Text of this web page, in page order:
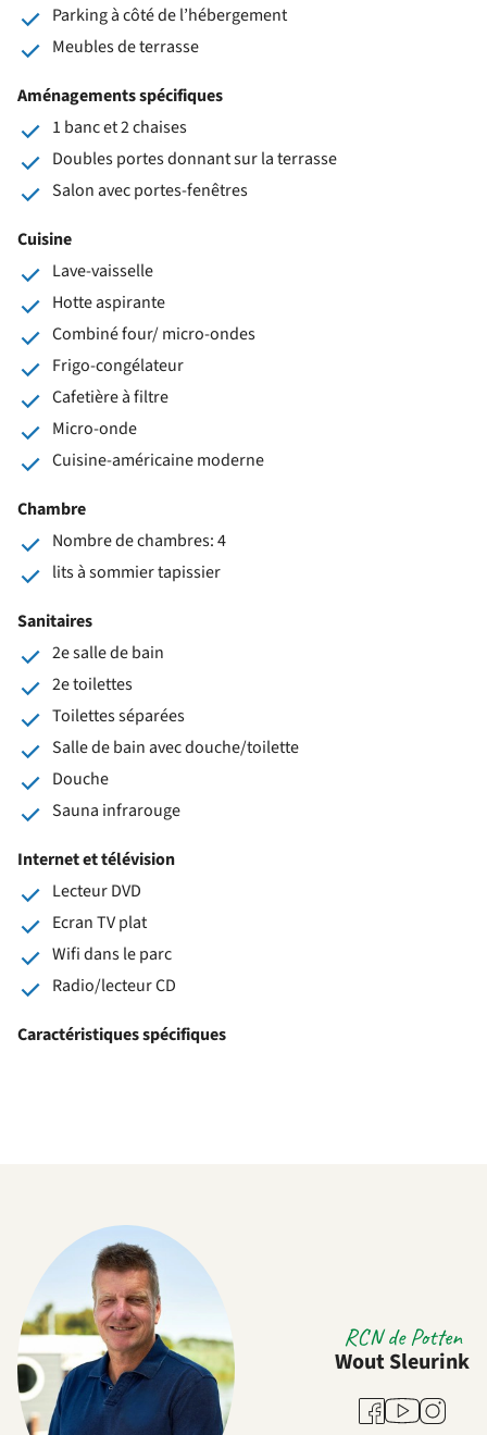
Parking à côté de l’hébergement
Meubles de terrasse
Aménagements spécifiques
1 banc et 2 chaises
Doubles portes donnant sur la terrasse
Salon avec portes-fenêtres
Cuisine
Lave-vaisselle
Hotte aspirante
Combiné four/ micro-ondes
Frigo-congélateur
Cafetière à filtre
Micro-onde
Cuisine-américaine moderne
Chambre
Nombre de chambres: 4
lits à sommier tapissier
Sanitaires
2e salle de bain
2e toilettes
Toilettes séparées
Salle de bain avec douche/toilette
Douche
Sauna infrarouge
Internet et télévision
Lecteur DVD
Ecran TV plat
Wifi dans le parc
Radio/lecteur CD
Caractéristiques spécifiques
RCN de Potten
Wout Sleurink
Facebook
Youtube